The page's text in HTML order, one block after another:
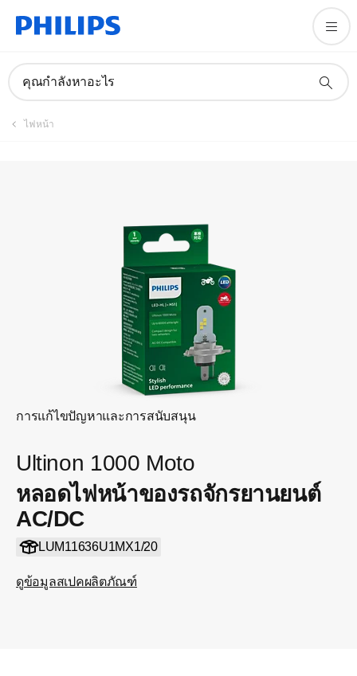
คุณกำลังหาอะไร
ไฟหน้า
การแก้ไขปัญหาและการสนับสนุน
Ultinon 1000 Moto
หลอดไฟหน้าของรถจักรยานยนต์
AC/DC
LUM11636U1MX1/20
ดูข้อมูลสเปคผลิตภัณฑ์
ลงทะเบียนผลิตภัณฑ์